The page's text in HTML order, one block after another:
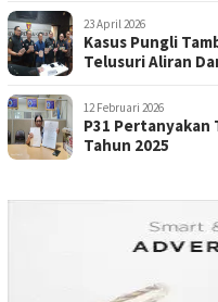
23 April 2026
Kasus Pungli
Telusuri Aliran
12 Februari 2026
P31 Pertanyakan
Tahun 2025